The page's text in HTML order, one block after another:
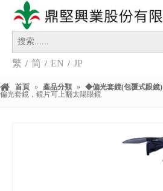
繁 / 简 / EN / JP
首頁 » 產品分類 » ◆偏光套鏡(包覆式眼鏡)
偏光套鏡，鏡片可上翻太陽眼鏡